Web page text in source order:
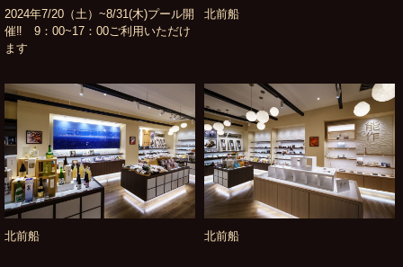
2024年7/20（土）~8/31(木)プール開
催‼ 9：00~17：00ご利用いただけ
ます
北前船
北前船 北前船